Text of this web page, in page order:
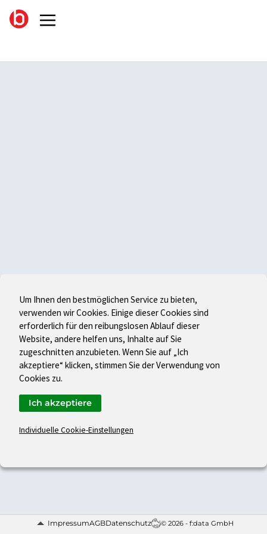
ImpressumAGBDatenschutz © 2026 - f:data GmbH
Um Ihnen den bestmöglichen Service zu bieten,
verwenden wir Cookies. Einige dieser Cookies sind
erforderlich für den reibungslosen Ablauf dieser
Website, andere helfen uns, Inhalte auf Sie
zugeschnitten anzubieten. Wenn Sie auf „Ich
akzeptiere“ klicken, stimmen Sie der Verwendung von
Cookies zu.
Individuelle Cookie-Einstellungen
Ich akzeptiere